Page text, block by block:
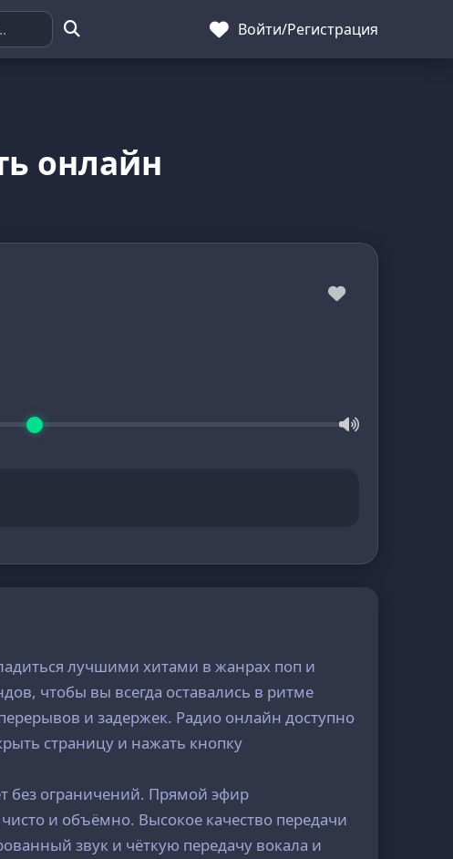
Войти/Регистрация
онлайн
лучшими хитами в жанрах поп и
чтобы вы всегда оставались в ритме
и задержек. Радио онлайн доступно
страницу и нажать кнопку
без ограничений. Прямой эфир
и объёмно. Высокое качество передачи
звук и чёткую передачу вокала и